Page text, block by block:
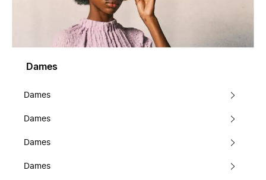
Dames
Dames
Dames
Dames
Dames